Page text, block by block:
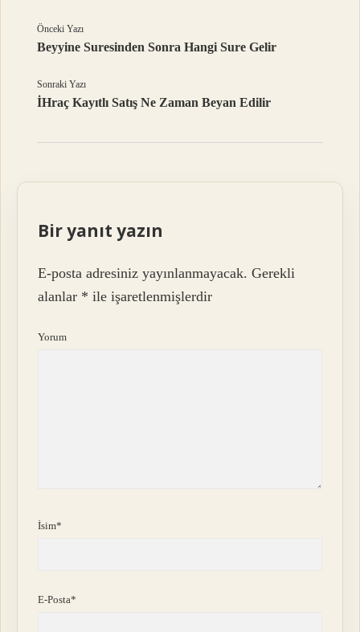
Önceki Yazı
Beyyine Suresinden Sonra Hangi Sure Gelir
Sonraki Yazı
İHraç Kayıtlı Satış Ne Zaman Beyan Edilir
Bir yanıt yazın
E-posta adresiniz yayınlanmayacak. Gerekli
alanlar * ile işaretlenmişlerdir
Yorum
İsim*
E-Posta*